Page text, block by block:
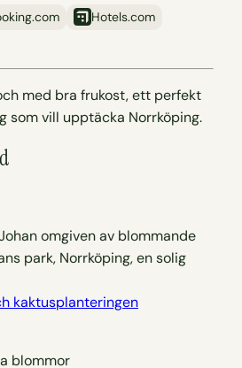
Hotels.com
med bra frukost, ett perfekt
som vill upptäcka Norrköping.
kaktusplanteringen
blommor